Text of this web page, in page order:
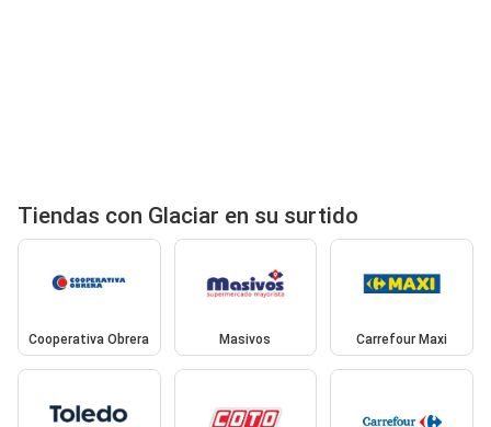
Tiendas con Glaciar en su surtido
Cooperativa Obrera Masivos Carrefour Maxi